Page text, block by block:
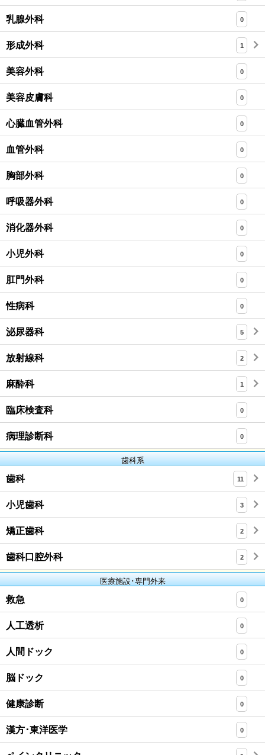
乳腺外科 0
形成外科 1
美容外科 0
美容皮膚科 0
心臓血管外科 0
血管外科 0
胸部外科 0
呼吸器外科 0
消化器外科 0
小児外科 0
肛門外科 0
性病科 0
泌尿器科 5
放射線科 2
麻酔科 1
臨床検査科 0
病理診断科 0
歯科系
歯科 11
小児歯科 3
矯正歯科 2
歯科口腔外科 2
医療施設･専門外来
救急 0
人工透析 0
人間ドック 0
脳ドック 0
健康診断 0
漢方･東洋医学 0